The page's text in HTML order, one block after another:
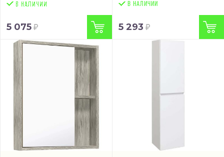
5 075
В НАЛИЧИИ
5 293